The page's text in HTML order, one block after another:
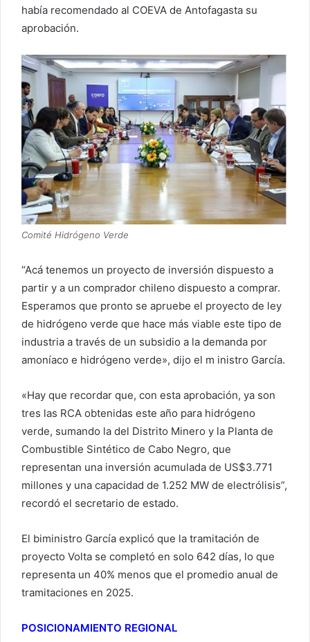
había recomendado al COEVA de Antofagasta su
aprobación.
Comité Hidrógeno Verde
“Acá tenemos un proyecto de inversión dispuesto a
partir y a un comprador chileno dispuesto a comprar.
Esperamos que pronto se apruebe el proyecto de ley
de hidrógeno verde que hace más viable este tipo de
industria a través de un subsidio a la demanda por
amoníaco e hidrógeno verde», dijo el m inistro García.
«Hay que recordar que, con esta aprobación, ya son
tres las RCA obtenidas este año para hidrógeno
verde, sumando la del Distrito Minero y la Planta de
Combustible Sintético de Cabo Negro, que
representan una inversión acumulada de US$3.771
millones y una capacidad de 1.252 MW de electrólisis”,
recordó el secretario de estado.
El biministro García explicó que la tramitación de
proyecto Volta se completó en solo 642 días, lo que
representa un 40% menos que el promedio anual de
tramitaciones en 2025.
POSICIONAMIENTO REGIONAL